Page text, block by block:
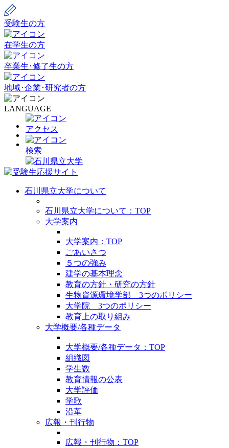
受験生の方
在学生の方
卒業生･修了生の方
地域･企業･研究者の方
LANGUAGE
アクセス
検索
石川県立大学について
石川県立大学について：TOP
大学案内
大学案内：TOP
ごあいさつ
５つの強み
建学の基本理念
教育の方針・研究の方針
生物資源環境学部 3つのポリシー
大学院 3つのポリシー
教育上の取り組み
大学概要/各種データ
大学概要/各種データ：TOP
組織図
学生数
教育情報の公表
大学評価
学歌
沿革
広報・刊行物
広報・刊行物：TOP